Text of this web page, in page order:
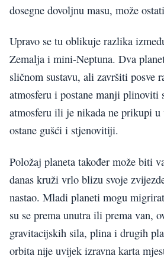
dosegne dovoljnu masu, može
Upravo se tu oblikuje razlika
Zemalja i mini-Neptuna. Dva
sličnom sustavu, ali završiti posve
atmosferu i postane manji
atmosferu ili je nikada ne prikupi
ostane gušći i stjenovitiji.
Položaj planeta također može biti
danas kruži vrlo blizu svoje
nastao. Mladi planeti mogu
su se prema unutra ili prema van,
gravitacijskih sila, plina i drugih
orbita nije uvijek izravna karta